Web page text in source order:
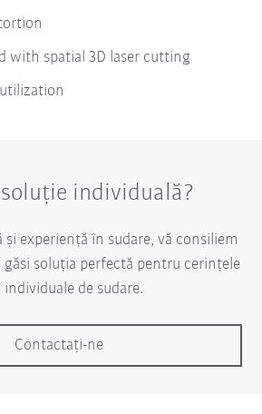
with spatial 3D laser cutting
individuală?
experiență în sudare, vă consiliem
găsi soluția perfectă pentru cerințele
individuale de sudare.
Contactați-ne